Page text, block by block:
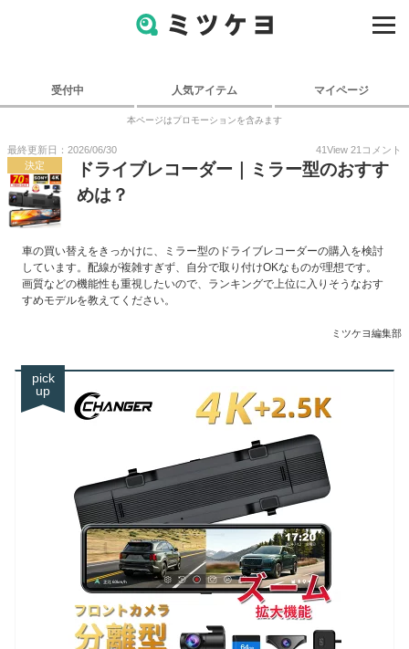
受付中 人気アイテム マイページ
本ページはプロモーションを含みます
最終更新日：2026/06/30 41View 21 コメント
決定
ドライブレコーダー｜ミラー型のおすす
めは？
車の買い替えをきっかけに、ミラー型のドライブレコーダーの購入を検討
しています。配線が複雑すぎず、自分で取り付けOKなものが理想です。
画質などの機能性も重視したいので、ランキングで上位に入りそうなおす
すめモデルを教えてください。
ミツケヨ編集部
pick
up